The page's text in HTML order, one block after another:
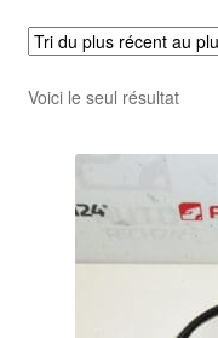
Voici le seul résultat